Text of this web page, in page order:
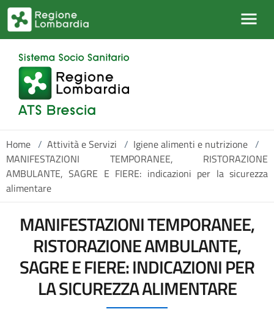
Salta al contenuto principale
Home / Attività e Servizi / Igiene alimenti e nutrizione /
MANIFESTAZIONI TEMPORANEE, RISTORAZIONE
AMBULANTE, SAGRE E FIERE: indicazioni per la sicurezza
alimentare
MANIFESTAZIONI TEMPORANEE,
RISTORAZIONE AMBULANTE,
SAGRE E FIERE: INDICAZIONI PER
LA SICUREZZA ALIMENTARE